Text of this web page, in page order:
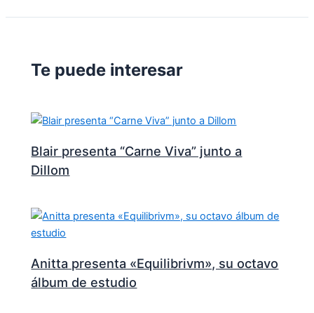
Te puede interesar
Blair presenta “Carne Viva” junto a
Dillom
Anitta presenta «Equilibrivm», su octavo
álbum de estudio